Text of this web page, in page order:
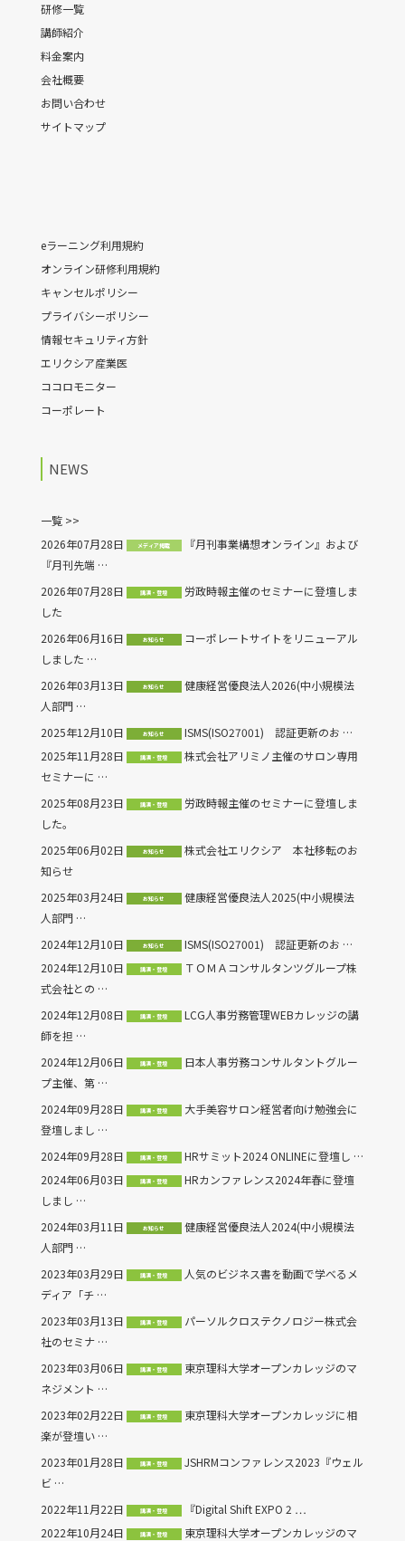
研修一覧
講師紹介
料金案内
会社概要
お問い合わせ
サイトマップ
eラーニング利用規約
オンライン研修利用規約
キャンセルポリシー
プライバシーポリシー
情報セキュリティ方針
エリクシア産業医
ココロモニター
コーポレート
NEWS
一覧 >>
2026年07月28日
メディア掲載 『月刊事業構想オンライン』および
『月刊先端 …
2026年07月28日 講演・登壇 労政時報主催のセミナーに登壇しま
した
2026年06月16日 お知らせ コーポレートサイトをリニューアル
しました …
2026年03月13日 お知らせ 健康経営優良法人2026(中小規模法
人部門 …
2025年12月10日 お知らせ
ISMS(ISO27001) 認証更新のお …
2025年11月28日
講演・登壇 株式会社アリミノ主催のサロン専用
セミナーに …
2025年08月23日 講演・登壇 労政時報主催のセミナーに登壇しま
した。
2025年06月02日 お知らせ 株式会社エリクシア 本社移転のお
知らせ
2025年03月24日 お知らせ 健康経営優良法人2025(中小規模法
人部門 …
2024年12月10日 お知らせ
ISMS(ISO27001) 認証更新のお …
2024年12月10日
講演・登壇 ＴＯＭＡコンサルタンツグループ株
式会社との …
2024年12月08日 講演・登壇 LCG人事労務管理WEBカレッジの講
師を担 …
2024年12月06日 講演・登壇 日本人事労務コンサルタントグルー
プ主催、第 …
2024年09月28日 講演・登壇 大手美容サロン経営者向け勉強会に
登壇しまし …
2024年09月28日 講演・登壇
HRサミット2024 ONLINEに登壇し …
2024年06月03日
講演・登壇 HRカンファレンス2024年春に登壇
しまし …
2024年03月11日 お知らせ 健康経営優良法人2024(中小規模法
人部門 …
2023年03月29日 講演・登壇 人気のビジネス書を動画で学べるメ
ディア「チ …
2023年03月13日 講演・登壇 パーソルクロステクノロジー株式会
社のセミナ …
2023年03月06日 講演・登壇 東京理科大学オープンカレッジのマ
ネジメント …
2023年02月22日 講演・登壇 東京理科大学オープンカレッジに相
楽が登壇い …
2023年01月28日 講演・登壇 JSHRMコンファレンス2023『ウェル
ビ …
2022年11月22日 講演・登壇
『Digital Shift EXPO 2 …
2022年10月24日
講演・登壇 東京理科大学オープンカレッジのマ